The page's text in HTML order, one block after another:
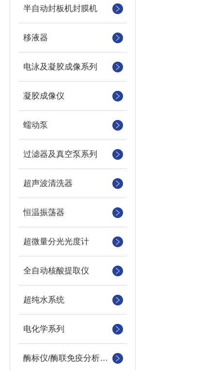
半自动封板机封膜机
移液器
电泳及凝胶成像系列
凝胶成像仪
蠕动泵
过滤器及真空泵系列
超声波清洗器
恒温振荡器
超微量分光光度计
全自动核酸提取仪
超纯水系统
电化学系列
酶标仪/酶联免疫分析仪及洗板机